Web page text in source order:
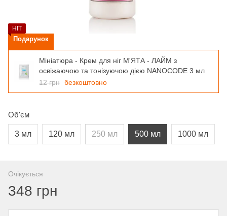
HIT
Подарунок
Мініатюра - Крем для ніг М'ЯТА - ЛАЙМ з
освіжаючою та тонізуючою дією NANOCODE 3 мл
12 грн безкоштовно
Об'єм
3 мл 120 мл 250 мл 500 мл 1000 мл
Очікується
348 грн